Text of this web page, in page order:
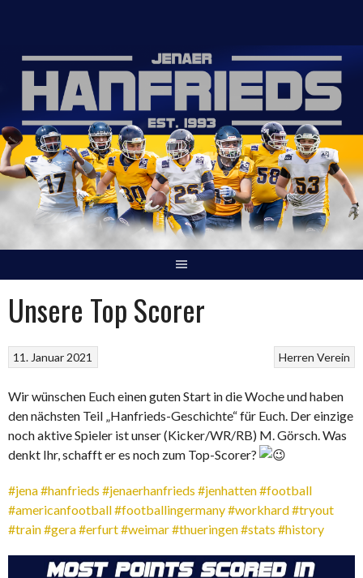
Unsere Top Scorer
Herren Verein
11. Januar 2021
Wir wünschen Euch einen guten Start in die Woche und haben
den nächsten Teil „Hanfrieds-Geschichte“ für Euch. Der einzige
noch aktive Spieler ist unser (Kicker/WR/RB) M. Görsch. Was
denkt Ihr, schafft er es noch zum Top-Scorer?
#jena#hanfrieds #jenaerhanfrieds #jenhatten#football
#americanfootball#footballingermany#workhard#tryout
#train#gera#erfurt#weimar#thueringen#stats #history